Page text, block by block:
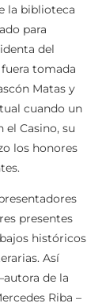
biblioteca
para
del
tomada
Matas y
cuando un
Casino, su
los honores
presentes
históricos
Así
de la
Riba –